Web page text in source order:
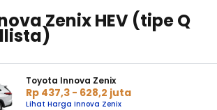
Zenix HEV (tipe Q
Toyota Innova Zenix
Rp 437,3 - 628,2 juta
Lihat Harga Innova Zenix